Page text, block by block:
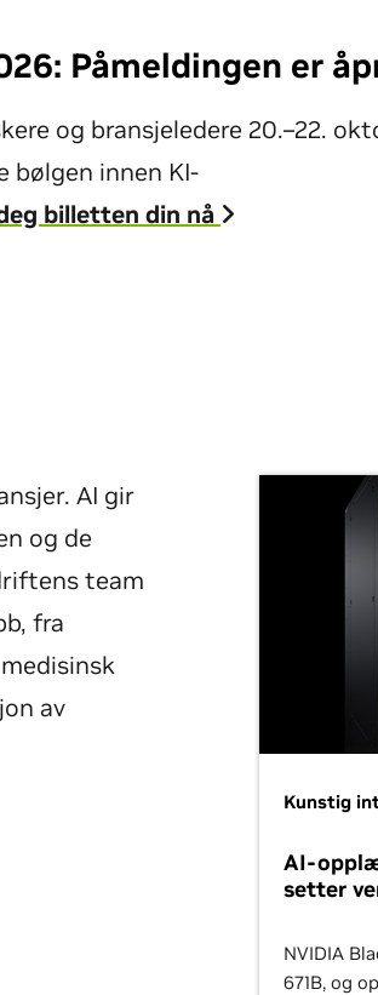
Påmeldingen er
og bransjeledere 20.–22.
bølgen innen KI-
billetten din nå
AI gir
og de
team
fra
av
Kunstig
AI-
setter
NVIDIA
671B, og